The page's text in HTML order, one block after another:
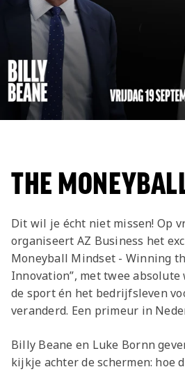
THE
Dit wil je écht niet missen! Op
organiseert AZ Business het
Moneyball Mindset - Winning
Innovation”, met twee
de sport én het bedrijfsleven
veranderd. Een primeur in
Billy Beane en Luke Bornn
kijkje achter de schermen: hoe